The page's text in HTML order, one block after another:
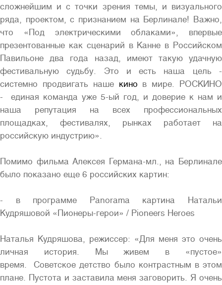
сложнейшим и с точки зрения темы, и визуального
ряда, проектом, с признанием на Берлинале! Важно,
что «Под электрическими облаками», впервые
презентованные как сценарий в Канне в Российском
Павильоне два года назад, имеют такую удачную
фестивальную судьбу. Это и есть наша цель -
системно продвигать наше кино в мире. РОСКИНО
- единая команда уже 5-ый год, и доверие к нам и
наша репутация на всех профессиональных
площадках, фестивалях, рынках работает на
российскую индустрию».
Помимо фильма Алексея Германа-мл., на Берлинале
было показано еще 6 российских картин:
- в программе Panorama картина Натальи
Кудряшовой «Пионеры-герои» / Pioneers Heroes
Наталья Кудряшова, режиссер: «Для меня это очень
личная история. Мы живем в «пустое»
время. Советское детство было контрастным в этом
плане. Пустота и заставила меня заговорить. Я очень